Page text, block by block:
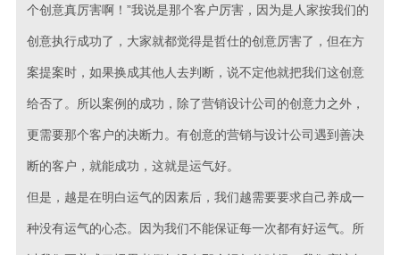
个创意真厉害啊！”我说是那个客户厉害，因为是人家按我们的
创意执行成功了，大家就都觉得是哲仕的创意厉害了，但在方
案提案时，如果换成其他人去判断，说不定他就把我们这创意
给否了。所以案例的成功，除了营销设计公司的创意力之外，
更需要那个客户的决断力。有创意的营销与设计公司遇到善决
断的客户，就能成功，这就是运气好。
但是，越是在明白运气的因素后，我们越需要要求自己养成一
种没有运气的心态。因为我们不能保证每一次都有好运气。所